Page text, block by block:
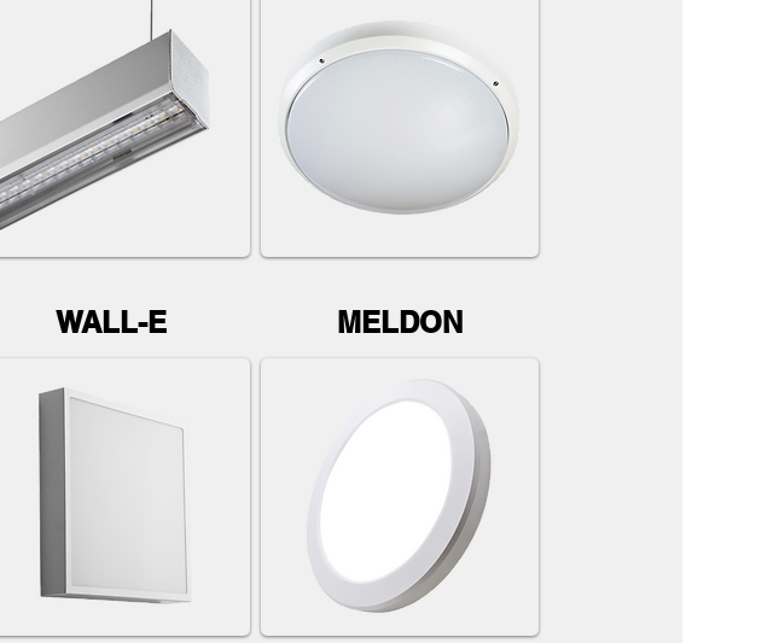
WALL-E MELDON